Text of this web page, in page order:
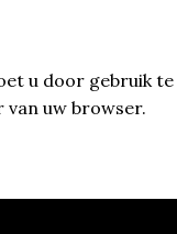
u door gebruik
van uw browser.